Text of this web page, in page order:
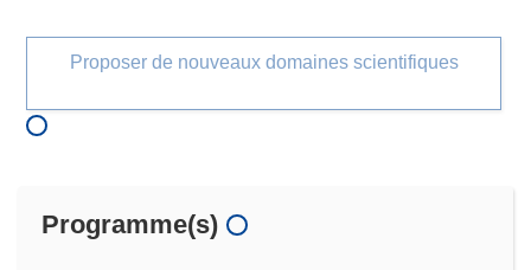
Proposer de nouveaux domaines scientifiques
Programme(s)